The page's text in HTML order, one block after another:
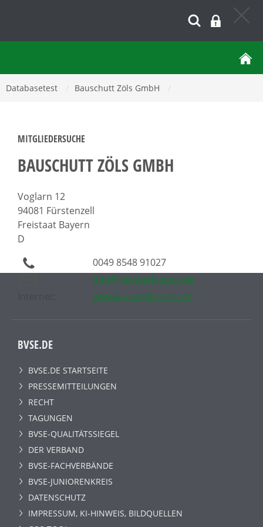
Databasetest Bauschutt Zöls GmbH
MITGLIEDERSUCHE
BAUSCHUTT ZÖLS GMBH
Voglarn 12
94081 Fürstenzell
Freistaat Bayern
D
0049 8548 91027
info@kieswerk-zoels.de
www.kieswerk-zoels.de
BVSE.DE
BVSE.DE STARTSEITE
PRESSEMITTEILUNGEN
RECHT
TAGUNGEN
BVSE-QUALITÄTSSIEGEL
DER VERBAND
BVSE-FACHVERBÄNDE
BVSE-JUNIORENKREIS
DATENSCHUTZ
IMPRESSUM, KI-HINWEIS, BILDQUELLEN